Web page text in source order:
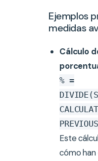
Ejemplos
medidas
Cálculo
% =
Este
cómo